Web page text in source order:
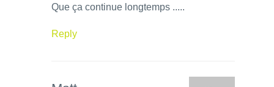
Que ça continue longtemps .....
Reply